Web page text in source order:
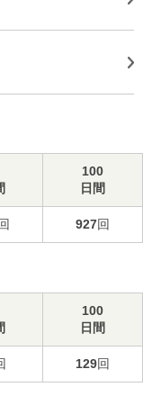
100
日間
927回
100
日間
129回